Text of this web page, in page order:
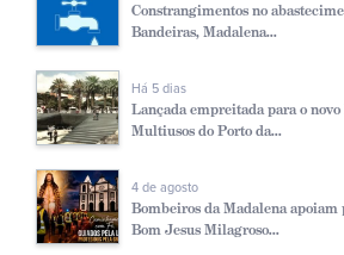
Constrangimentos no
Bandeiras, Madalena...
Há 5 dias
Lançada empreitada para o
Multiusos do Porto da...
4 de agosto
Bombeiros da Madalena apoiam
Bom Jesus Milagroso...